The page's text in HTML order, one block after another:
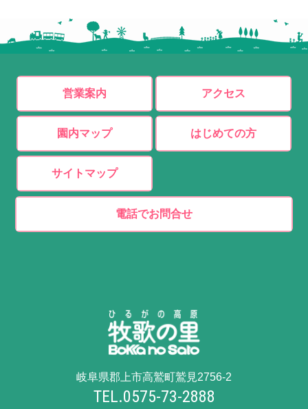
営業案内 アクセス
園内マップ はじめての方
サイトマップ
電話でお問合せ
岐阜県郡上市高鷲町鷲見2756-2
TEL.0575-73-2888